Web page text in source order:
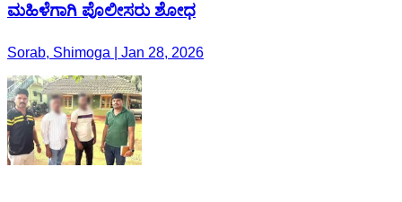
ಮಹಿಳೆಗಾಗಿ ಪೊಲೀಸರು ಶೋಧ
Sorab, Shimoga | Jan 28, 2026